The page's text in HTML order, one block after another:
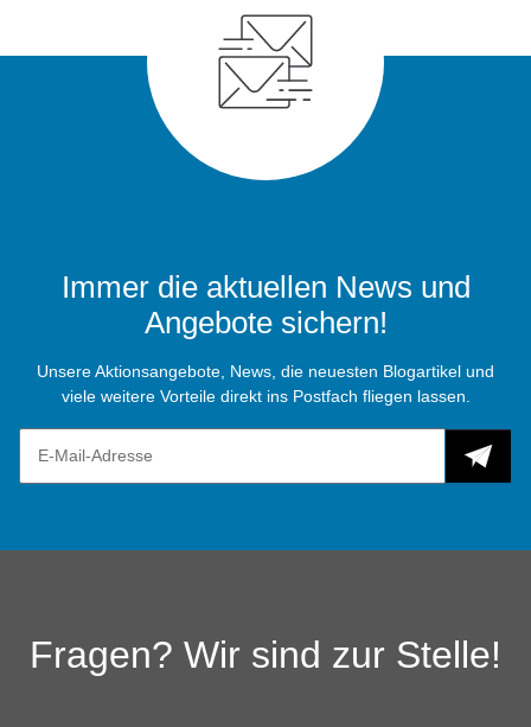
Immer die aktuellen News und
Angebote sichern!
Unsere Aktionsangebote, News, die neuesten Blogartikel und
viele weitere Vorteile direkt ins Postfach fliegen lassen.
Fragen? Wir sind zur Stelle!